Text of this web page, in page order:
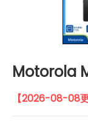
Motorola
【2026-08-08